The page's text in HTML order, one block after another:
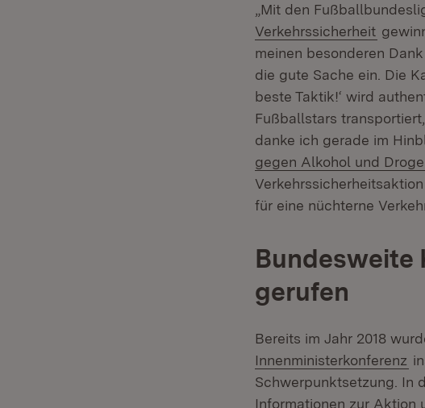
„Mit den
Verkehrssicherheit
meinen besonderen
die gute Sache ein. Die
beste Taktik!‘ wird
Fußballstars
danke ich gerade im
gegen Alkohol und
Verkehrssicherheitsaktion
für eine nüchterne
Bundesweite
gerufen
Bereits im Jahr 2018
Innenministerkonferenz
Schwerpunktsetzung. In
Informationen zur Aktion